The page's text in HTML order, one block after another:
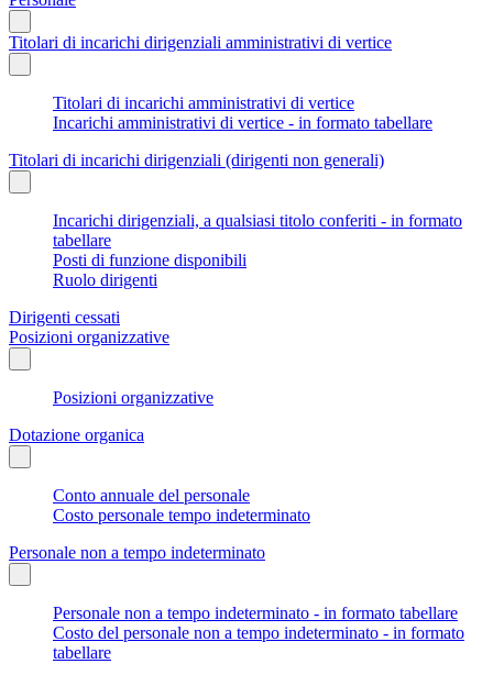
Titolari di incarichi dirigenziali amministrativi di vertice
Titolari di incarichi amministrativi di vertice
Incarichi amministrativi di vertice - in formato tabellare
Titolari di incarichi dirigenziali (dirigenti non generali)
Incarichi dirigenziali, a qualsiasi titolo conferiti - in formato
tabellare
Posti di funzione disponibili
Ruolo dirigenti
Dirigenti cessati
Posizioni organizzative
Posizioni organizzative
Dotazione organica
Conto annuale del personale
Costo personale tempo indeterminato
Personale non a tempo indeterminato
Personale non a tempo indeterminato - in formato tabellare
Costo del personale non a tempo indeterminato - in formato
tabellare